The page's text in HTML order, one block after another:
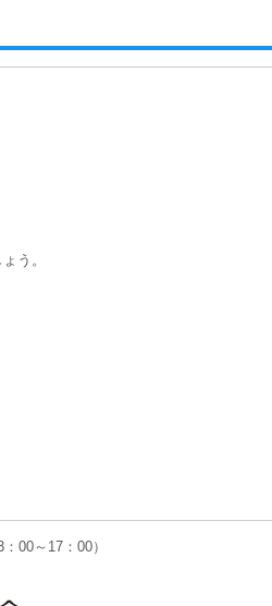
う。
00～17：00）